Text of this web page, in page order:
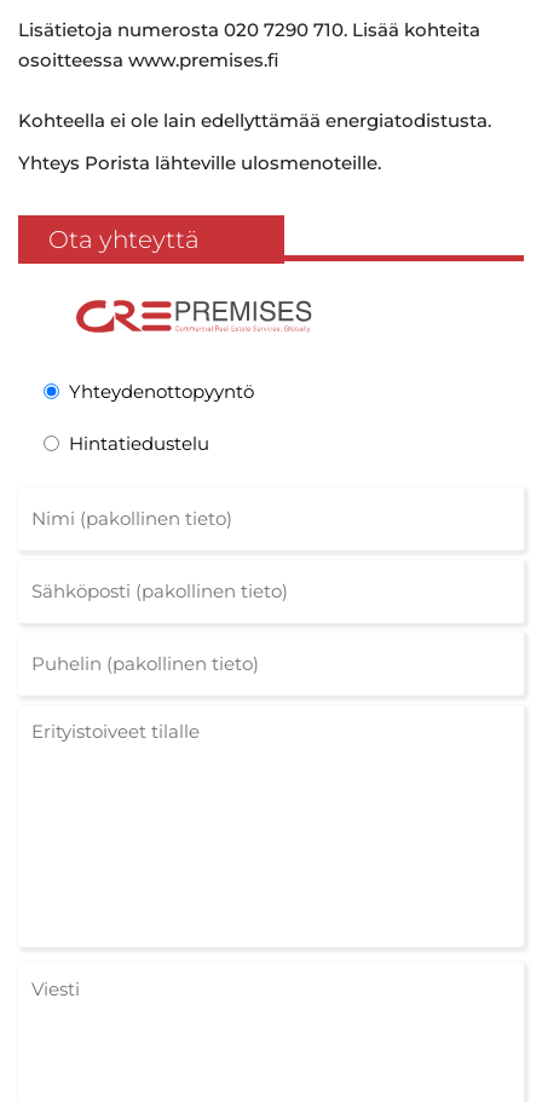
Lisätietoja numerosta 020 7290 710. Lisää kohteita
osoitteessa www.premises.fi
Kohteella ei ole lain edellyttämää energiatodistusta.
Yhteys Porista lähteville ulosmenoteille.
Ota yhteyttä
Yhteydenottopyyntö
Hintatiedustelu